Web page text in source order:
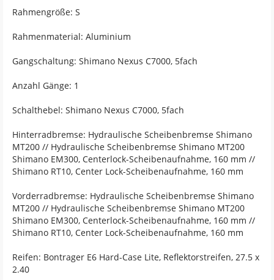
Rahmengröße: S
Rahmenmaterial: Aluminium
Gangschaltung: Shimano Nexus C7000, 5fach
Anzahl Gänge: 1
Schalthebel: Shimano Nexus C7000, 5fach
Hinterradbremse: Hydraulische Scheibenbremse Shimano
MT200 // Hydraulische Scheibenbremse Shimano MT200
Shimano EM300, Centerlock-Scheibenaufnahme, 160 mm //
Shimano RT10, Center Lock-Scheibenaufnahme, 160 mm
Vorderradbremse: Hydraulische Scheibenbremse Shimano
MT200 // Hydraulische Scheibenbremse Shimano MT200
Shimano EM300, Centerlock-Scheibenaufnahme, 160 mm //
Shimano RT10, Center Lock-Scheibenaufnahme, 160 mm
Reifen: Bontrager E6 Hard-Case Lite, Reflektorstreifen, 27.5 x
2.40